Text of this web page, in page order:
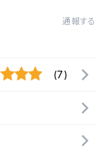
通報する
(7)